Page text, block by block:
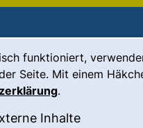
funktioniert,
Seite. Mit einem
.
Cookies akzeptieren
Inhalte: Externe